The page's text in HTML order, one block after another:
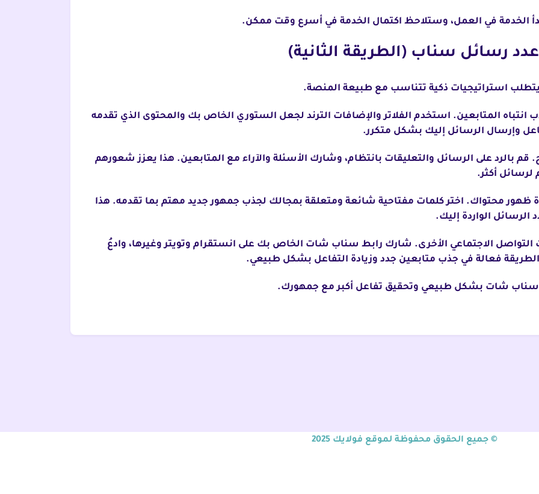
الخدمة في العمل، وستلاحظ اكتمال الخدمة في أسرع وقت ممكن.
رسائل سناب (الطريقة الثانية)
استراتيجيات ذكية تتناسب مع طبيعة المنصة.
انتباه المتابعين. استخدم الفلاتر والإضافات الترند لجعل الستوري الخاص بك والمحتوى الذي تقدمه
وإرسال الرسائل إليك بشكل متكرر.
قم بالرد على الرسائل والتعليقات بانتظام، وشارك الأسئلة والآراء مع المتابعين. هذا يعزز شعورهم
لرسائل أكثر.
ظهور محتواك. اختر كلمات مفتاحية شائعة ومتعلقة بمجالك لجذب جمهور جديد مهتم بما تقدمه. هذا
الواردة إليك.
التواصل الاجتماعي الأخرى. شارك رابط سناب شات الخاص بك على انستقرام وتويتر وغيرها، وادعُ
فعالة في جذب متابعين جدد وزيادة التفاعل بشكل طبيعي.
سناب شات بشكل طبيعي وتحقيق تفاعل أكبر مع جمهورك.
© جميع الحقوق محفوظة لموقع فولايك 2025